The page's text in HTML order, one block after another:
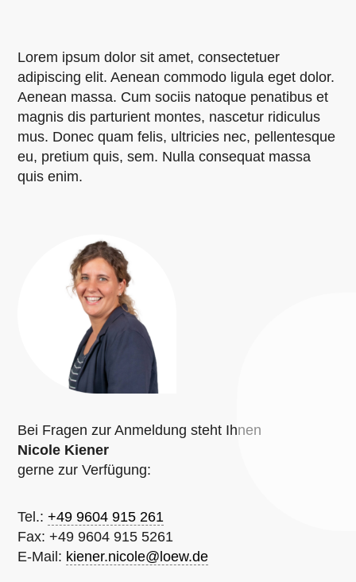
Lorem ipsum dolor sit amet, consectetuer
adipiscing elit. Aenean commodo ligula eget dolor.
Aenean massa. Cum sociis natoque penatibus et
magnis dis parturient montes, nascetur ridiculus
mus. Donec quam felis, ultricies nec, pellentesque
eu, pretium quis, sem. Nulla consequat massa
quis enim.
Bei Fragen zur Anmeldung steht Ihnen
Nicole Kiener
gerne zur Verfügung:
Tel.:+49 9604 915 261
Fax: +49 9604 915 5261
E-Mail: kiener.nicole@loew.de